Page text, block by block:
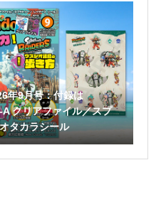
年9月号：付録は
クリアファイル／スプ
タカラシール